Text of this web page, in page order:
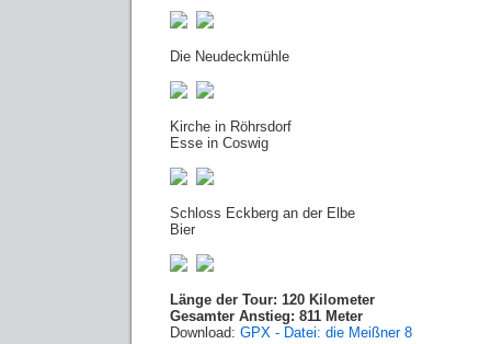
Die Neudeckmühle
Kirche in Röhrsdorf
Esse in Coswig
Schloss Eckberg an der Elbe
Bier
Länge der Tour: 120 Kilometer
Gesamter Anstieg: 811 Meter
Download: GPX - Datei: die Meißner 8